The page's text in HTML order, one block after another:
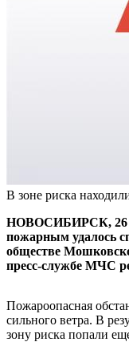
В зоне риска
НОВОСИБИРСК, 26
пожарным удалось
обществе
пресс-службе МЧС
Пожароопасная
сильного ветра. В
зону риска попали